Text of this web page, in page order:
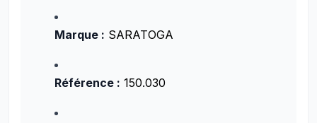
Marque : SARATOGA
Référence : 150.030